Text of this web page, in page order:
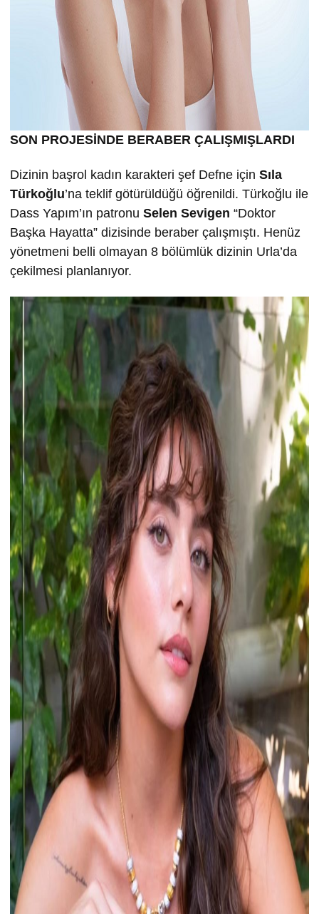
SON PROJESİNDE BERABER ÇALIŞMIŞLARDI
Dizinin başrol kadın karakteri şef Defne için Sıla
Türkoğlu’na teklif götürüldüğü öğrenildi. Türkoğlu ile
Dass Yapım’ın patronu Selen Sevigen “Doktor
Başka Hayatta” dizisinde beraber çalışmıştı. Henüz
yönetmeni belli olmayan 8 bölümlük dizinin Urla’da
çekilmesi planlanıyor.